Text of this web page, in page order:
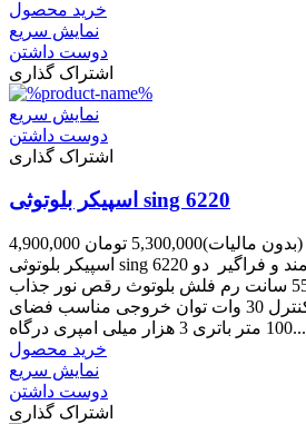
خرید محصول
نمایش سریع
دوست داشتن
اشتراک گذاری
نمایش سریع
دوست داشتن
اشتراک گذاری
اسپیکر بلوتوثی sing 6220
(بدون مالیات)5,300,000 تومان
اسپیکر بلوتوثی sing 6220 صدای فوق العاده قدرتمند و فراگیر دو
بلندگو = 13 اینچ ارتفاع 55 سانت رم فلش بلوتوث رقص نور جذاب
چند حالته میکروفون و کنترل 30 وات توان خروجی مناسب فضای
100 متر باتری 3 هزار میلی امپری درگاه...
خرید محصول
نمایش سریع
دوست داشتن
اشتراک گذاری